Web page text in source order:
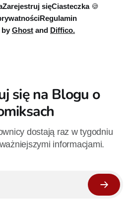
Zarejestruj sięCiasteczka 🍪
Regulamin
by Ghost and Diffico.
się na Blogu o
dostają raz w tygodniu
informacjami.